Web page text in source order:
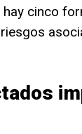
cinco